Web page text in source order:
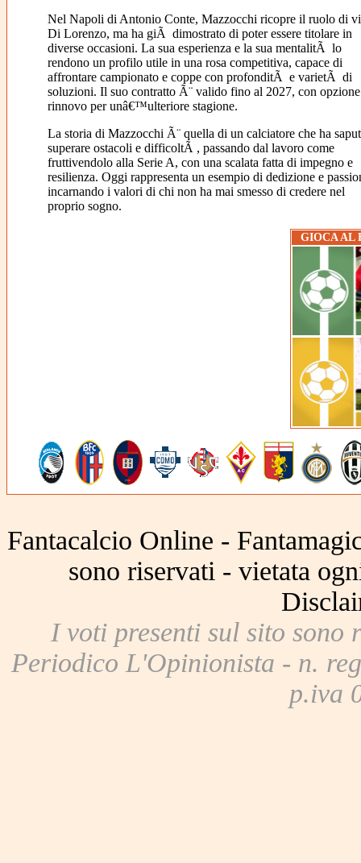
Nel Napoli di Antonio Conte, Mazzocchi ricopre il ruolo di
Di Lorenzo, ma ha giÃ dimostrato di poter essere titolare in
diverse occasioni. La sua esperienza e la sua mentalitÃ lo
rendono un profilo utile in una rosa competitiva, capace di
affrontare campionato e coppe con profonditÃ e varietÃ di
soluzioni. Il suo contratto Ã¨ valido fino al 2027, con
rinnovo per unâ€™ulteriore stagione.
La storia di Mazzocchi Ã¨ quella di un calciatore che ha
superare ostacoli e difficoltÃ , passando dal lavoro come
fruttivendolo alla Serie A, con una scalata fatta di impegno e
resilienza. Oggi rappresenta un esempio di dedizione e
incarnando i valori di chi non ha mai smesso di credere nel
proprio sogno.
GIOCA AL
Fantacalcio Online -
sono riservati - vietata
I voti presenti sul sito sono
Periodico L'Opinionista - n.
p.iva